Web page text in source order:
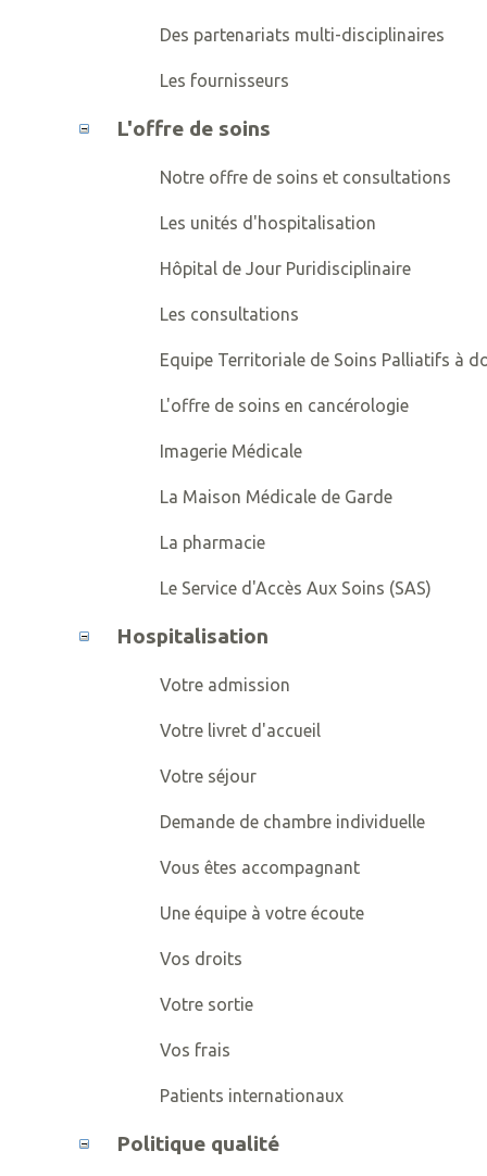
Des partenariats multi-disciplinaires
Les fournisseurs
L'offre de soins
Notre offre de soins et consultations
Les unités d'hospitalisation
Hôpital de Jour Puridisciplinaire
Les consultations
Equipe Territoriale de Soins Palliatifs à
L'offre de soins en cancérologie
Imagerie Médicale
La Maison Médicale de Garde
La pharmacie
Le Service d'Accès Aux Soins (SAS)
Hospitalisation
Votre admission
Votre livret d'accueil
Votre séjour
Demande de chambre individuelle
Vous êtes accompagnant
Une équipe à votre écoute
Vos droits
Votre sortie
Vos frais
Patients internationaux
Politique qualité